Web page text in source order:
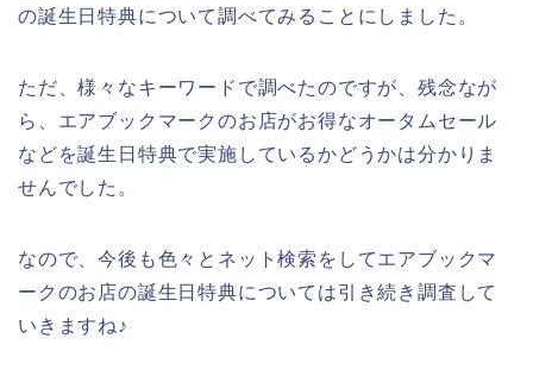
の誕生日特典について調べてみることにしました。
ただ、様々なキーワードで調べたのですが、残念なが
ら、エアブックマークのお店がお得なオータムセール
などを誕生日特典で実施しているかどうかは分かりま
せんでした。
なので、今後も色々とネット検索をしてエアブックマ
ークのお店の誕生日特典については引き続き調査して
いきますね♪